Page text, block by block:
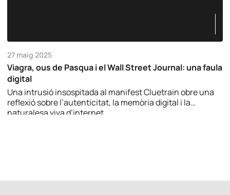
27 maig 2025
Viagra, ous de Pasqua i el Wall Street Journal: una faula
digital
Una intrusió insospitada al manifest Cluetrain obre una
reflexió sobre l’autenticitat, la memòria digital i la
naturalesa viva d’internet.